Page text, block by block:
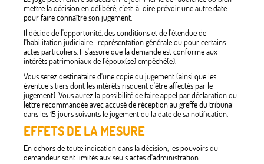
mettre la décision en délibéré, c'est-à-dire prévoir une autre date
pour faire connaître son jugement.
Il décide de l'opportunité, des conditions et de l'étendue de
l'habilitation judiciaire : représentation générale ou pour certains
actes particuliers. Il s'assure que la demande est conforme aux
intérêts patrimoniaux de l'époux(se) empêché(e).
Vous serez destinataire d'une copie du jugement (ainsi que les
éventuels tiers dont les intérêts risquent d'être affectés par le
jugement). Vous aurez la possibilité de faire appel par déclaration ou
lettre recommandée avec accusé de réception au greffe du tribunal
dans les 15 jours suivants le jugement ou la date de sa notification.
EFFETS DE LA MESURE
En dehors de toute indication dans la décision, les pouvoirs du
demandeur sont limités aux seuls actes d'administration.